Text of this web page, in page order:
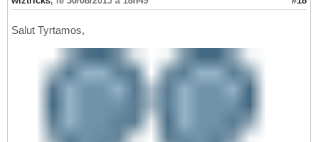
Salut Tyrtamos,